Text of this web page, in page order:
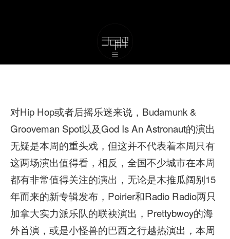
对Hip Hop或者后摇乐迷来说，Budamunk &
Grooveman Spot以及God Is An Astronaut的演出
无疑是本周的重头戏，但这并不代表着本周只有
这两场演出值得看，相反，全国不少城市在本周
都有非常值得关注的演出，无论是木推瓜阔别15
年而来的新专辑发布，Poirier和Radio Radio两只
加拿大实力派乐队的联袂演出，Prettybwoy的海
外首演，或是小怪兽的巴西之行越热演出，本周